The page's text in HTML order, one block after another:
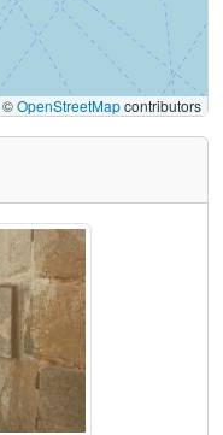
©OpenStreetMapcontributors